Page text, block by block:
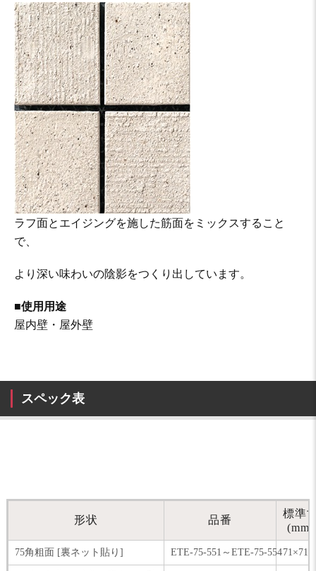
ラフ面とエイジングを施した筋面をミックスすること
で、
より深い味わいの陰影をつくり出しています。
■使用用途
屋内壁・屋外壁
スペック表
形状 品番
標準
(mm)
75角粗面 [裏ネット貼り] ETE-75-551～ETE-75-55471×71